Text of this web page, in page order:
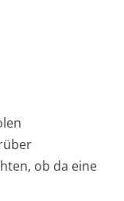
ob da eine